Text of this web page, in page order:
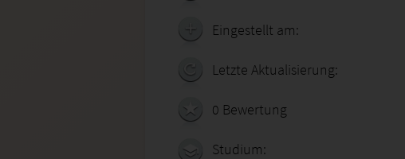
Eingestellt am:
Letzte Aktualisierung:
0 Bewertung
Studium: